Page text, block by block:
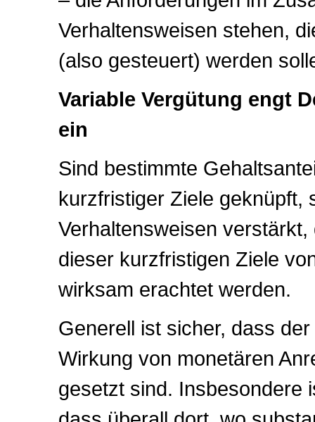
Verhaltensweisen stehen,
(also gesteuert) werden
Variable Vergütung engt
ein
Sind bestimmte
kurzfristiger Ziele geknüpft,
Verhaltensweisen
dieser kurzfristigen Ziele
wirksam erachtet werden.
Generell ist sicher, dass
Wirkung von monetären
gesetzt sind. Insbesondere